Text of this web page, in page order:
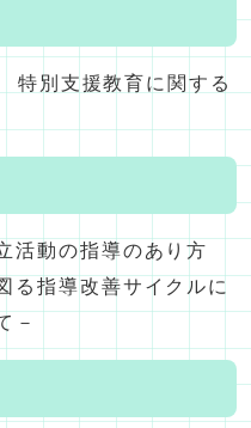
特別支援教育に関する
活動の指導のあり方
る指導改善サイクルに
－